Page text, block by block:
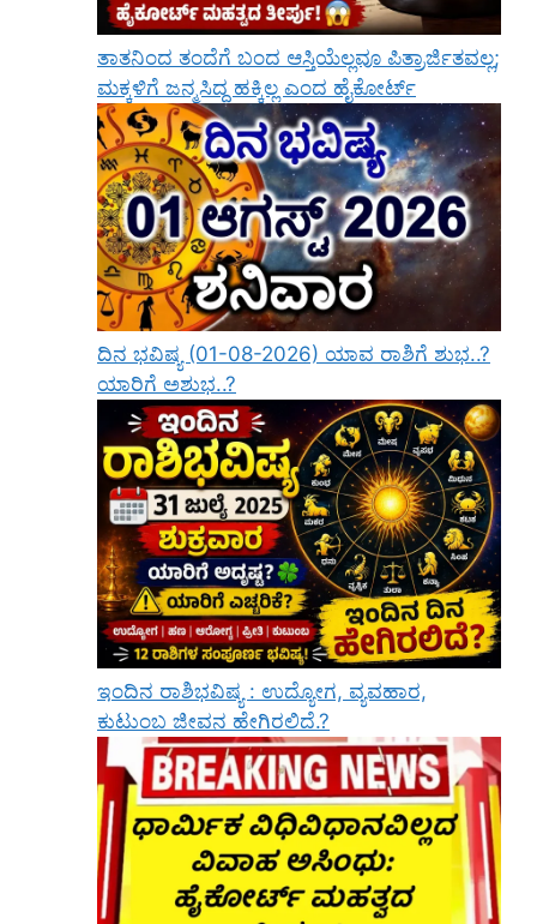
ತಾತನಿಂದ ತಂದೆಗೆ ಬಂದ ಆಸ್ತಿಯೆಲ್ಲವೂ ಪಿತ್ರಾರ್ಜಿತವಲ್ಲ;
ಮಕ್ಕಳಿಗೆ ಜನ್ಮಸಿದ್ಧ ಹಕ್ಕಿಲ್ಲ ಎಂದ ಹೈಕೋರ್ಟ್
ದಿನ ಭವಿಷ್ಯ (01-08-2026) ಯಾವ ರಾಶಿಗೆ ಶುಭ..?
ಯಾರಿಗೆ ಅಶುಭ..?
ಇಂದಿನ ರಾಶಿಭವಿಷ್ಯ : ಉದ್ಯೋಗ, ವ್ಯವಹಾರ,
ಕುಟುಂಬ ಜೀವನ ಹೇಗಿರಲಿದೆ.?